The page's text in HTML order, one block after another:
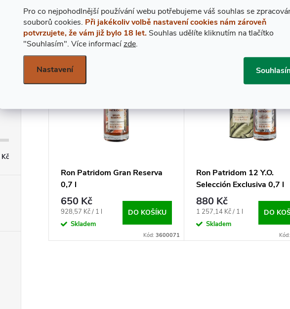
Pro co nejpohodlnější používání webu potřebujeme váš souhlas se
souborů cookies. Při jakékoliv volbě nastavení cookies nám zároveň
potvrzujete, že vám již bylo 18 let. Souhlas udělíte kliknutím na tlačítko
"Souhlasím". Více informacízde.
Nastavení
Kč
A
Z
E
Í
O
D
U
2položek celkem
V
Ý
P
O
Ron Patridom Gran Reserva
0,7 l
650 Kč
Měrná
cena:
928,57 Kč / 1 l
Skladem
DO KOŠÍKU
Kód:3600071
Ron Patridom 12 Y.O.
Selección Exclusiva 0,7 l
880 Kč
Měrná
cena:
1 257,14 Kč / 1 l
Skladem
DO
Kód: